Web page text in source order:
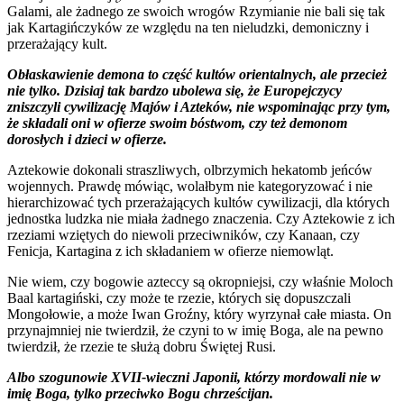
Galami, ale żadnego ze swoich wrogów Rzymianie nie bali się tak
jak Kartagińczyków ze względu na ten nieludzki, demoniczny i
przerażający kult.
Obłaskawienie demona to część kultów orientalnych, ale przecież
nie tylko. Dzisiaj tak bardzo ubolewa się, że Europejczycy
zniszczyli cywilizację Majów i Azteków, nie wspominając przy tym,
że składali oni w ofierze swoim bóstwom, czy też demonom
dorosłych i dzieci w ofierze.
Aztekowie dokonali straszliwych, olbrzymich hekatomb jeńców
wojennych. Prawdę mówiąc, wolałbym nie kategoryzować i nie
hierarchizować tych przerażających kultów cywilizacji, dla których
jednostka ludzka nie miała żadnego znaczenia. Czy Aztekowie z ich
rzeziami wziętych do niewoli przeciwników, czy Kanaan, czy
Fenicja, Kartagina z ich składaniem w ofierze niemowląt.
Nie wiem, czy bogowie azteccy są okropniejsi, czy właśnie Moloch
Baal kartagiński, czy może te rzezie, których się dopuszczali
Mongołowie, a może Iwan Groźny, który wyrzynał całe miasta. On
przynajmniej nie twierdził, że czyni to w imię Boga, ale na pewno
twierdził, że rzezie te służą dobru Świętej Rusi.
Albo szogunowie XVII-wieczni Japonii, którzy mordowali nie w
imię Boga, tylko przeciwko Bogu chrześcijan.